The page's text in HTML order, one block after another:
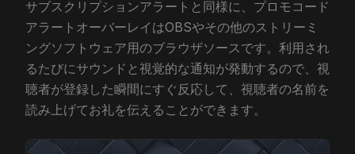
サブスクリプションアラートと同様に、プロモコード
アラートオーバーレイはOBSやその他のストリーミ
ングソフトウェア用のブラウザソースです。利用され
るたびにサウンドと視覚的な通知が発動するので、視
聴者が登録した瞬間にすぐ反応して、視聴者の名前を
読み上げてお礼を伝えることができます。